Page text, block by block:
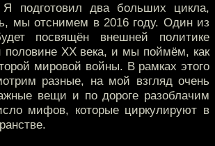
Я подготовил два больших цикла,
мы отснимем в 2016 году. Один из
посвящён внешней политике
половине XX века, и мы поймём, как
мировой войны. В рамках этого
разные, на мой взгляд очень
вещи и по дороге разоблачим
мифов, которые циркулируют в